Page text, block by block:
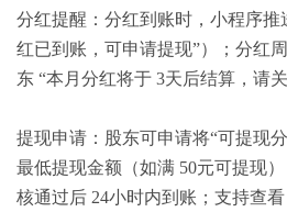
分红提醒：分红到账时，小程序推
红已到账，可申请提现”）；分红
东 “本月分红将于 3天后结算，请
提现申请：股东可申请将“可提现
最低提现金额（如满 50元可提现
核通过后 24小时内到账；支持查